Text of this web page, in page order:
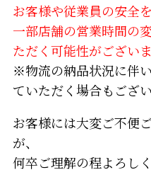
お客様や従業員の安全を
一部店舗の営業時間の
ただく可能性がござい
※物流の納品状況に伴
ていただく場合もござい
お客様には大変ご不便
が、
何卒ご理解の程よろし